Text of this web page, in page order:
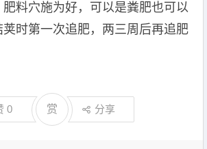
料穴施为好，可以是粪肥也可以
时第一次追肥，两三周后再追肥
0 赏 分享